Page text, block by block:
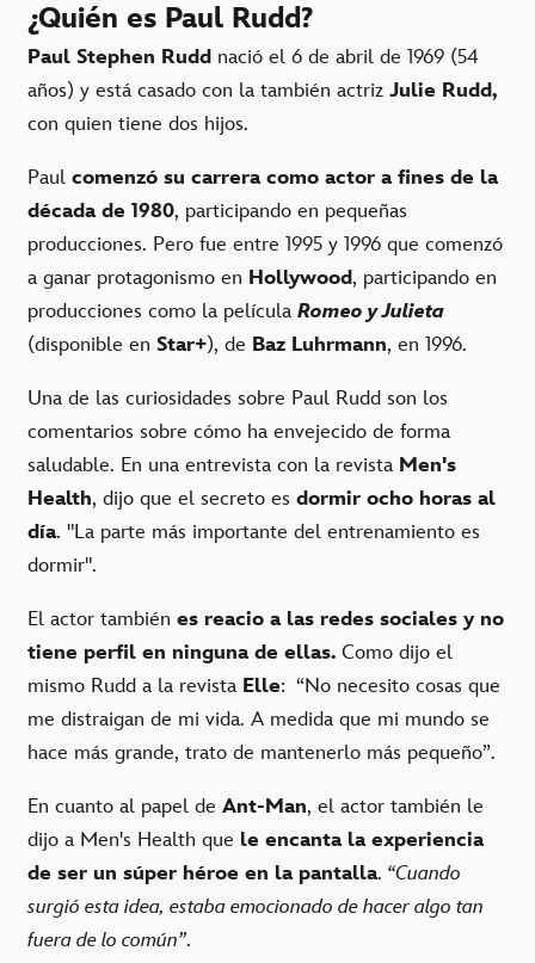
¿Quién es Paul Rudd?
Paul Stephen Rudd nació el 6 de abril de 1969 (54
años) y está casado con la también actriz Julie Rudd,
con quien tiene dos hijos.
Paul comenzó su carrera como actor a fines de la
década de 1980, participando en pequeñas
producciones. Pero fue entre 1995 y 1996 que comenzó
a ganar protagonismo en Hollywood, participando en
producciones como la película Romeo y Julieta
(disponible en Star+), de Baz Luhrmann, en 1996.
Una de las curiosidades sobre Paul Rudd son los
comentarios sobre cómo ha envejecido de forma
saludable. En una entrevista con la revista Men's
Health, dijo que el secreto es dormir ocho horas al
día. "La parte más importante del entrenamiento es
dormir".
El actor también es reacio a las redes sociales y no
tiene perfil en ninguna de ellas. Como dijo el
mismo Rudd a la revista Elle: “No necesito cosas que
me distraigan de mi vida. A medida que mi mundo se
hace más grande, trato de mantenerlo más pequeño”.
En cuanto al papel de Ant-Man, el actor también le
dijo a Men's Health que le encanta la experiencia
de ser un súper héroe en la pantalla. “Cuando
surgió esta idea, estaba emocionado de hacer algo tan
fuera de lo común”.